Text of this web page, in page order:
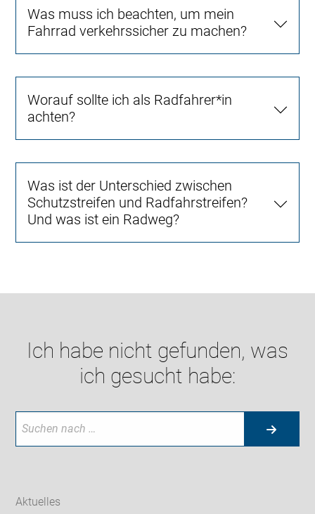
Was muss ich beachten, um mein
Fahrrad verkehrssicher zu machen?
Worauf sollte ich als Radfahrer*in
achten?
Was ist der Unterschied zwischen
Schutzstreifen und Radfahrstreifen?
Und was ist ein Radweg?
Ich habe nicht gefunden, was
ich gesucht habe:
Aktuelles